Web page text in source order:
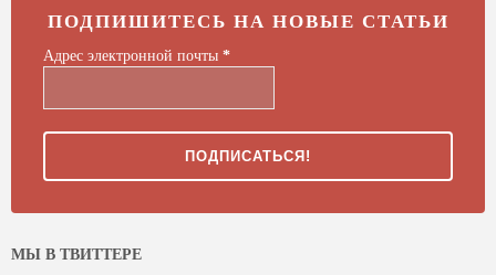
ПОДПИШИТЕСЬ НА НОВЫЕ СТАТЬИ
Адрес электронной почты *
МЫ В ТВИТТЕРЕ